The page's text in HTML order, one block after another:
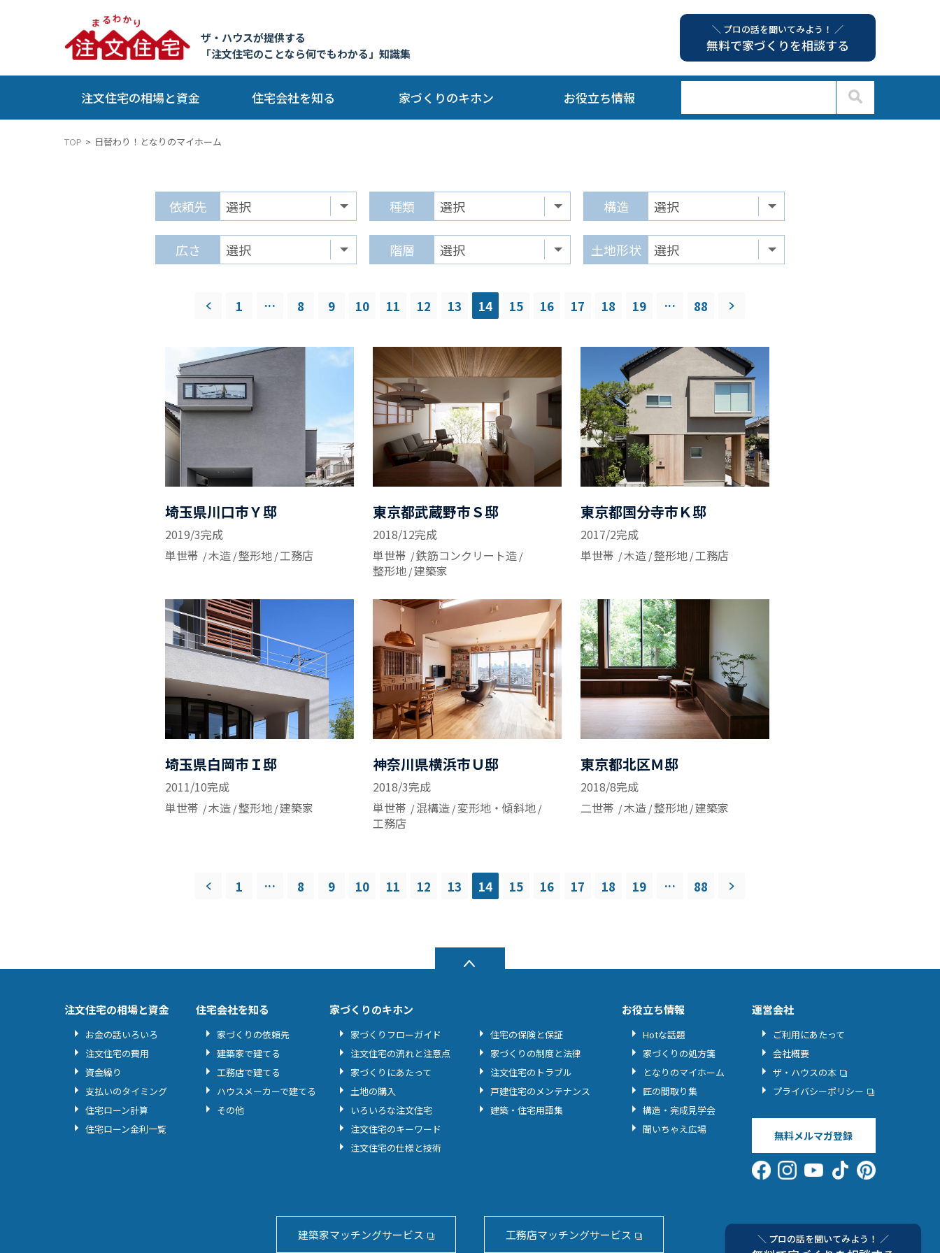
＼ プロの話を聞いてみよう！ ／
ザ・ハウスが提供する
「注文住宅のことなら何でもわかる」知識集
＼ プロの話を聞いてみよう！ ／
無料で家づくりを相談する
注文住宅の相場と資金 住宅会社を知る 家づくりのキホン お役立ち情報
TOP 日替わり！となりのマイホーム
依頼先 種類 構造
広さ 階層 土地形状
1 ... 8 9 10 11 12 13 14 15 16 17 18 19 ... 88
埼玉県川口市Ｙ邸
2019/3完成
単世帯
木造 整形地 工務店
東京都武蔵野市Ｓ邸
2018/12完成
単世帯
鉄筋コンクリート造
整形地 建築家
東京都国分寺市Ｋ邸
2017/2完成
単世帯
木造 整形地 工務店
埼玉県白岡市Ｉ邸
2011/10完成
単世帯
木造 整形地 建築家
神奈川県横浜市Ｕ邸
2018/3完成
単世帯
混構造 変形地・傾斜地
工務店
東京都北区Ｍ邸
2018/8完成
二世帯
木造 整形地 建築家
1 ... 8 9 10 11 12 13 14 15 16 17 18 19 ... 88
注文住宅の相場と資金
お金の話いろいろ
注文住宅の費用
資金繰り
支払いのタイミング
住宅ローン計算
住宅ローン金利一覧
住宅会社を知る
家づくりの依頼先
建築家で建てる
工務店で建てる
ハウスメーカーで建てる
その他
家づくりのキホン
家づくりフローガイド
注文住宅の流れと注意点
家づくりにあたって
土地の購入
いろいろな注文住宅
注文住宅のキーワード
注文住宅の仕様と技術
住宅の保険と保証
家づくりの制度と法律
注文住宅のトラブル
戸建住宅のメンテナンス
建築・住宅用語集
お役立ち情報
Hotな話題
家づくりの処方箋
となりのマイホーム
匠の間取り集
構造・完成見学会
聞いちゃえ広場
運営会社
ご利用にあたって
会社概要
ザ・ハウスの本
プライバシーポリシー
無料メルマガ登録
建築家マッチングサービス 工務店マッチングサービス